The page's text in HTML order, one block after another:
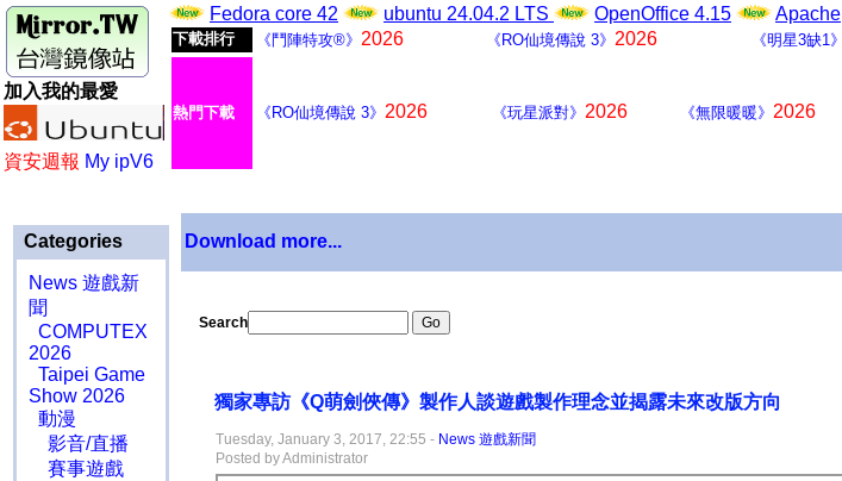
加入我的最愛
資安週報 My ipV6
Fedora core 42 ubuntu 24.04.2 LTS OpenOffice 4.15 Apache
下載排行 《鬥陣特攻®》 2026 《RO仙境傳說 3》 2026 《明星3缺1》
熱門下載 《RO仙境傳說 3》 2026 《玩星派對》 2026 《無限暖暖》 2026
Categories
News 遊戲新
聞
COMPUTEX
2026
Taipei Game
Show 2026
動漫
影音/直播
賽事遊戲
Download more...
Search
獨家專訪《Q萌劍俠傳》製作人談遊戲製作理念並揭露未來改版方向
Tuesday, January 3, 2017, 22:55 - News 遊戲新聞
Posted by Administrator